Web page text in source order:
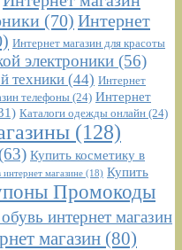
(70) Интернет
Интернет магазин для красоты
электроники (56)
техники (44) Интернет
телефоны (24) Интернет
Каталоги одежды онлайн (24)
(128)
Купить косметику в
магазине (18) Купить
Промокоды
интернет магазин
магазин (80)